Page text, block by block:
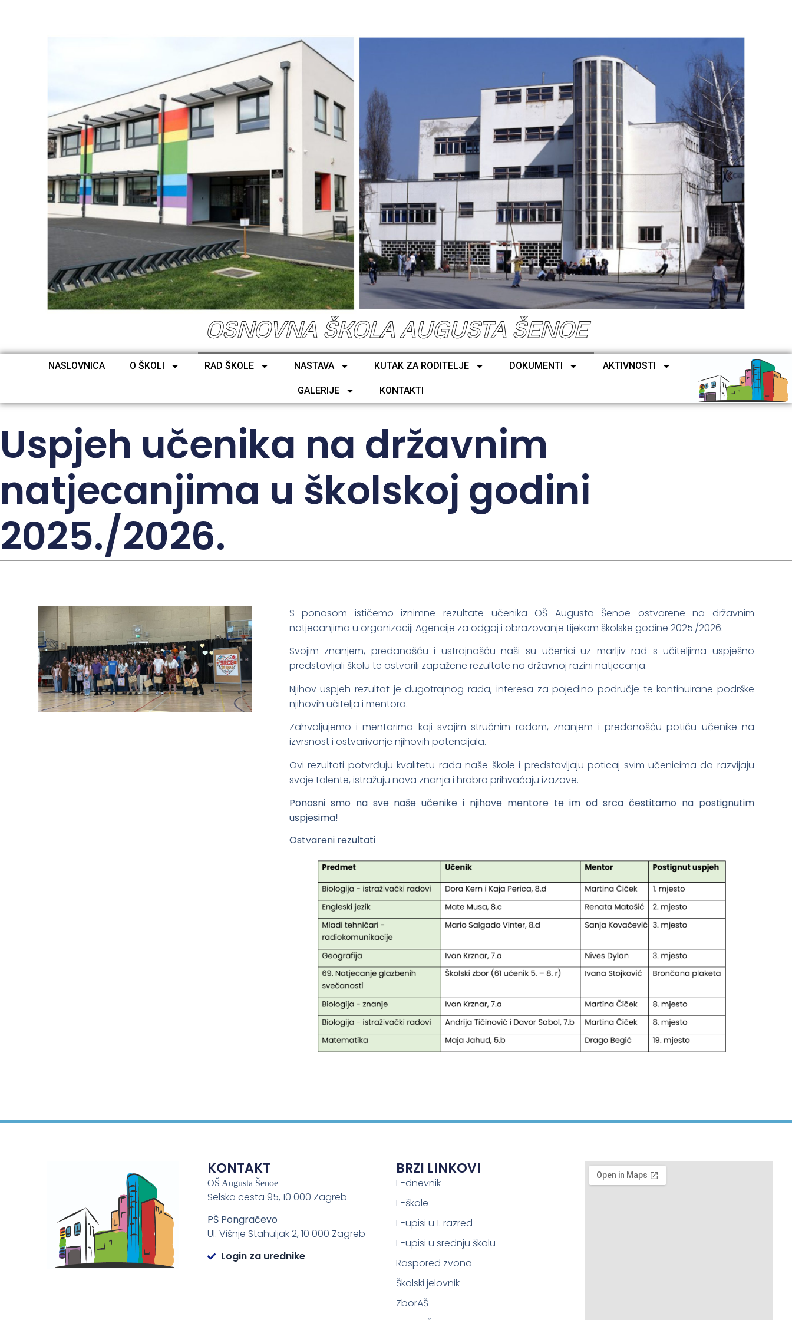
OSNOVNA ŠKOLA AUGUSTA ŠENOE
NASLOVNICA O ŠKOLI RAD ŠKOLE NASTAVA KUTAK ZA RODITELJE DOKUMENTI AKTIVNOSTI
GALERIJE KONTAKTI
Uspjeh učenika na državnim
natjecanjima u školskoj godini
2025./2026.
S ponosom ističemo iznimne rezultate učenika OŠ Augusta Šenoe ostvarene na državnim
natjecanjima u organizaciji Agencije za odgoj i obrazovanje tijekom školske godine 2025./2026.
Svojim znanjem, predanošću i ustrajnošću naši su učenici uz marljiv rad s učiteljima uspješno
predstavljali školu te ostvarili zapažene rezultate na državnoj razini natjecanja.
Njihov uspjeh rezultat je dugotrajnog rada, interesa za pojedino područje te kontinuirane podrške
njihovih učitelja i mentora.
Zahvaljujemo i mentorima koji svojim stručnim radom, znanjem i predanošću potiču učenike na
izvrsnost i ostvarivanje njihovih potencijala.
Ovi rezultati potvrđuju kvalitetu rada naše škole i predstavljaju poticaj svim učenicima da razvijaju
svoje talente, istražuju nova znanja i hrabro prihvaćaju izazove.
Ponosni smo na sve naše učenike i njihove mentore te im od srca čestitamo na postignutim
uspjesima!
Ostvareni rezultati
KONTAKT
OŠ Augusta Šenoe
Selska cesta 95, 10 000 Zagreb
PŠ Pongračevo
Ul. Višnje Stahuljak 2, 10 000 Zagreb
Login za urednike
BRZI LINKOVI
E-dnevnik
E-škole
E-upisi u 1. razred
E-upisi u srednju školu
Raspored zvona
Školski jelovnik
ZborAŠ